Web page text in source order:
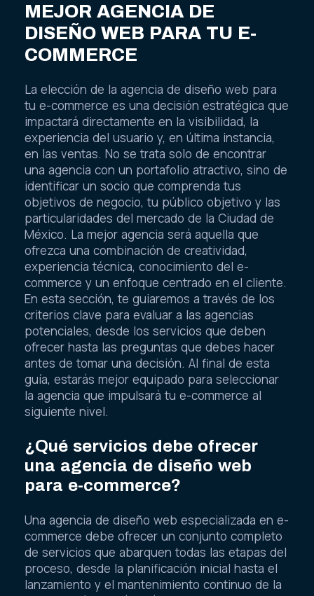
MEJOR AGENCIA DE
DISEÑO WEB PARA TU E-
COMMERCE
La elección de la agencia de diseño web para
tu e-commerce es una decisión estratégica que
impactará directamente en la visibilidad, la
experiencia del usuario y, en última instancia,
en las ventas. No se trata solo de encontrar
una agencia con un portafolio atractivo, sino de
identificar un socio que comprenda tus
objetivos de negocio, tu público objetivo y las
particularidades del mercado de la Ciudad de
México. La mejor agencia será aquella que
ofrezca una combinación de creatividad,
experiencia técnica, conocimiento del e-
commerce y un enfoque centrado en el cliente.
En esta sección, te guiaremos a través de los
criterios clave para evaluar a las agencias
potenciales, desde los servicios que deben
ofrecer hasta las preguntas que debes hacer
antes de tomar una decisión. Al final de esta
guía, estarás mejor equipado para seleccionar
la agencia que impulsará tu e-commerce al
siguiente nivel.
¿Qué servicios debe ofrecer
una agencia de diseño web
para e-commerce?
Una agencia de diseño web especializada en e-
commerce debe ofrecer un conjunto completo
de servicios que abarquen todas las etapas del
proceso, desde la planificación inicial hasta el
lanzamiento y el mantenimiento continuo de la